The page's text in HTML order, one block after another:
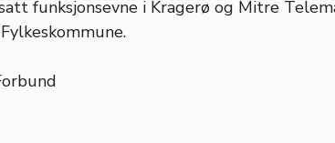
funksjonsevne i Kragerø og Mitre